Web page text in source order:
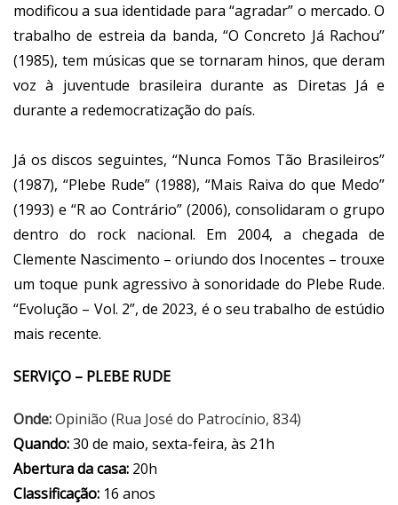
modificou a sua identidade para “agradar” o mercado. O
trabalho de estreia da banda, “O Concreto Já Rachou”
(1985), tem músicas que se tornaram hinos, que deram
voz à juventude brasileira durante as Diretas Já e
durante a redemocratização do país.
Já os discos seguintes, “Nunca Fomos Tão Brasileiros”
(1987), “Plebe Rude” (1988), “Mais Raiva do que Medo”
(1993) e “R ao Contrário” (2006), consolidaram o grupo
dentro do rock nacional. Em 2004, a chegada de
Clemente Nascimento – oriundo dos Inocentes – trouxe
um toque punk agressivo à sonoridade do Plebe Rude.
“Evolução – Vol. 2”, de 2023, é o seu trabalho de estúdio
mais recente.
SERVIÇO – PLEBE RUDE
Onde:Opinião (Rua José do Patrocínio, 834)
Quando:30 de maio, sexta-feira, às 21h
Abertura da casa: 20h
Classificação: 16 anos